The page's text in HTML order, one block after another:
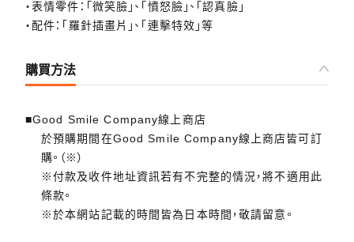
・表情零件：「微笑臉」、「憤怒臉」、「認真臉」
・配件：「羅針插畫片」、「連擊特效」等
購買方法
■Good Smile Company線上商店
於預購期間在Good Smile Company線上商店皆可訂
購。（※）
※付款及收件地址資訊若有不完整的情況，將不適用此
條款。
※於本網站記載的時間皆為日本時間，敬請留意。